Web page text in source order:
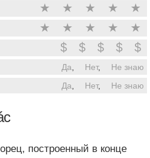
★ ★ ★ ★ ★
★ ★ ★ ★ ★
$ $ $ $ $
Да Нет,
Не знаю
Да Нет, Не знаю
построенный в конце